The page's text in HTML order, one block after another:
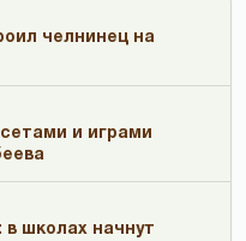
челнинец на
и играми
школах начнут